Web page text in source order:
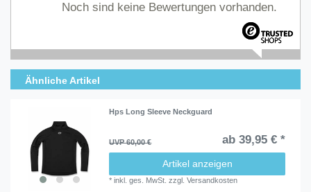
Noch sind keine Bewertungen vorhanden.
Ähnliche Artikel
Hps Long Sleeve Neckguard
UVP 60,00 € ab 39,95 € *
Artikel anzeigen
*inkl. ges. MwSt. zzgl.Versandkosten